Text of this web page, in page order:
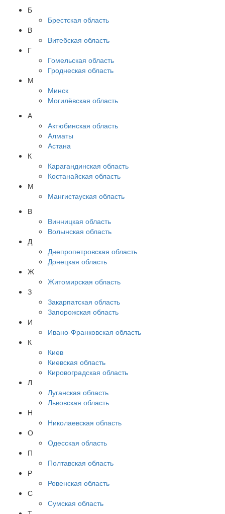
Б
Брестская область
В
Витебская область
Г
Гомельская область
Гроднеская область
М
Минск
Могилёвская область
А
Актюбинская область
Алматы
Астана
К
Карагандинская область
Костанайская область
М
Мангистауская область
В
Винницкая область
Волынская область
Д
Днепропетровская область
Донецкая область
Ж
Житомирская область
З
Закарпатская область
Запорожская область
И
Ивано-Франковская область
К
Киев
Киевская область
Кировоградская область
Л
Луганская область
Львовская область
Н
Николаевская область
О
Одесская область
П
Полтавская область
Р
Ровенская область
С
Сумская область